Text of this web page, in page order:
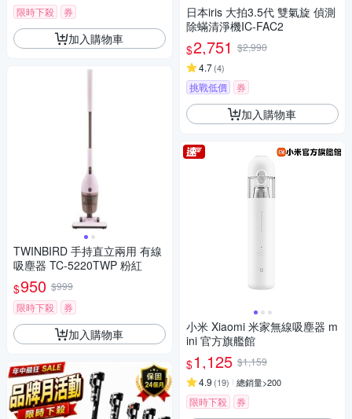
限時下殺 券
加入購物車
TWINBIRD 手持直立兩用 有線
吸塵器 TC-5220TWP 粉紅
$950 $999
限時下殺
券
加入購物車
日本iris 大拍3.5代 雙氣旋 偵測
除蟎清淨機IC-FAC2
$2,751 $2,990
4.7(4)
挑戰低價 券
加入購物車
小米 Xiaomi 米家無線吸塵器 m
ini 官方旗艦館
$1,125 $1,159
4.9 (19) 總銷量>200
限時下殺 券